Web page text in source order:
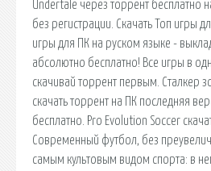
Undertale через торрент бесплатно
без регистрации. Скачать Топ игры
игры для ПК на руском языке -
абсолютно бесплатно! Все игры в
скачивай торрент первым. Сталкер
скачать торрент на ПК последняя
бесплатно. Pro Evolution Soccer
Современный футбол, без
самым культовым видом спорта: в